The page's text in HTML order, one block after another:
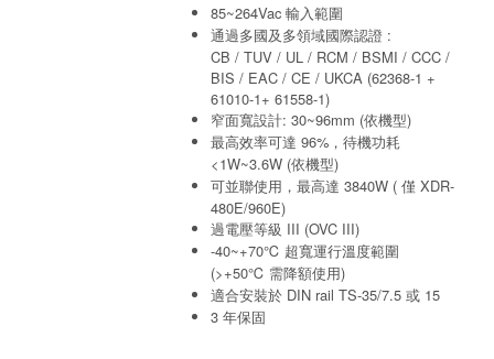
85~264Vac 輸入範圍
通過多國及多領域國際認證 :
CB / TUV / UL / RCM / BSMI / CCC /
BIS / EAC / CE / UKCA (62368-1 +
61010-1+ 61558-1)
窄面寬設計: 30~96mm (依機型)
最高效率可達 96%，待機功耗
<1W~3.6W (依機型)
可並聯使用，最高達 3840W ( 僅 XDR-
480E/960E)
過電壓等級 III (OVC III)
-40~+70℃ 超寬運行溫度範圍
(>+50℃ 需降額使用)
適合安裝於 DIN rail TS-35/7.5 或 15
3 年保固